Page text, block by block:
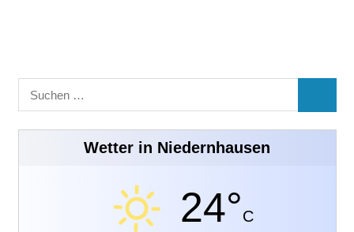
Suchen
nach:
Wetter in Niedernhausen
24°C